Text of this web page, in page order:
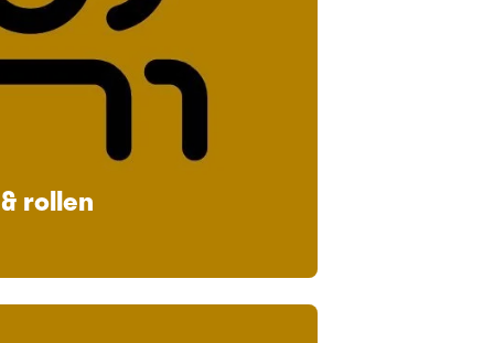
rollen